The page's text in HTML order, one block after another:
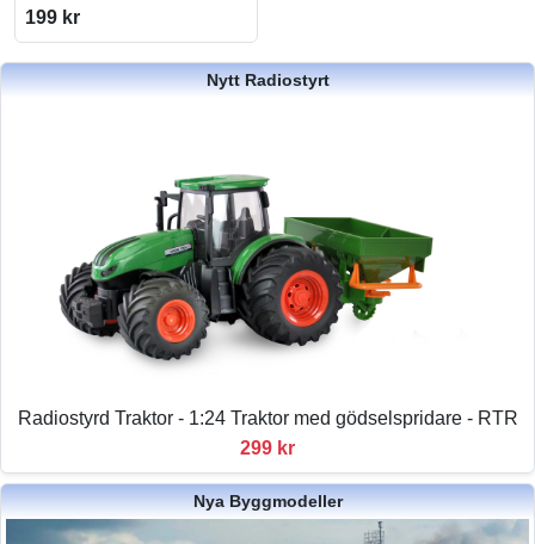
199 kr
Nytt Radiostyrt
Radiostyrd Traktor - 1:24 Traktor med gödselspridare - RTR
299 kr
Nya Byggmodeller